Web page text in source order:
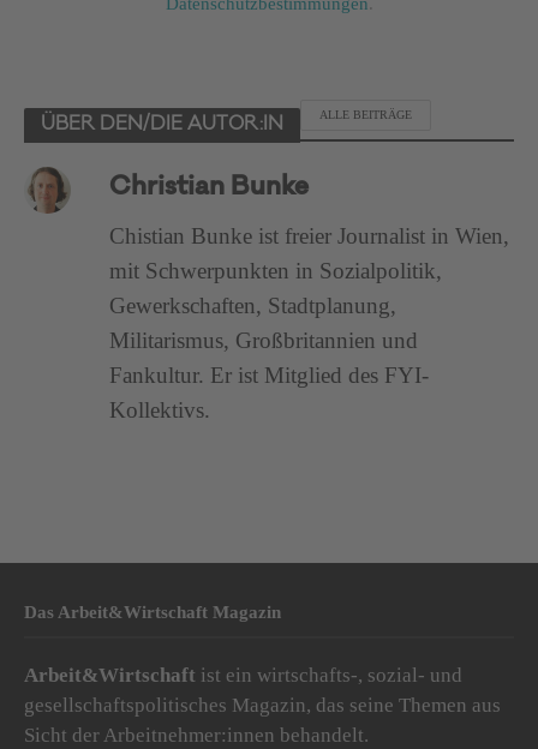
ÜBER DEN/DIE AUTOR:IN
ALLE BEITRÄGE
Christian Bunke
Chistian Bunke ist freier Journalist in Wien,
mit Schwerpunkten in Sozialpolitik,
Gewerkschaften, Stadtplanung,
Militarismus, Großbritannien und
Fankultur. Er ist Mitglied des FYI-
Kollektivs.
Das Arbeit&Wirtschaft Magazin
Arbeit&Wirtschaft ist ein wirtschafts-, sozial- und
gesellschaftspolitisches Magazin, das seine Themen aus
Sicht der Arbeitnehmer:innen behandelt.